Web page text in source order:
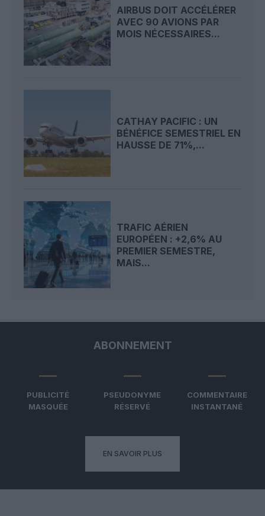
AIRBUS DOIT ACCÉLÉRER
AVEC 90 AVIONS PAR
MOIS NÉCESSAIRES...
CATHAY PACIFIC : UN
BÉNÉFICE SEMESTRIEL EN
HAUSSE DE 71%,...
TRAFIC AÉRIEN
EUROPÉEN : +2,6% AU
PREMIER SEMESTRE,
MAIS...
ABONNEMENT
PUBLICITÉ
MASQUÉE
PSEUDONYME
RÉSERVÉ
COMMENTAIRE
INSTANTANÉ
EN SAVOIR PLUS